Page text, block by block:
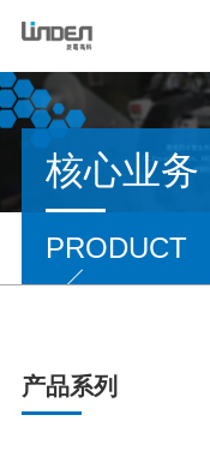
核心业务
PRODUCT
产品系列